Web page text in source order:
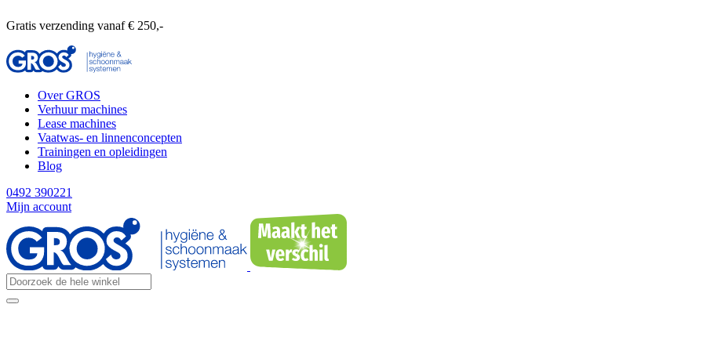
Gratis verzending vanaf € 250,-
Over GROS
Verhuur machines
Lease machines
Vaatwas- en linnenconcepten
Trainingen en opleidingen
Blog
0492 390221
Mijn account